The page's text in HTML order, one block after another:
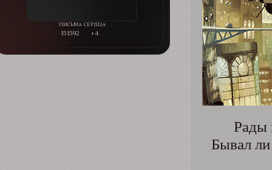
151592 +4
Рады
Бывал